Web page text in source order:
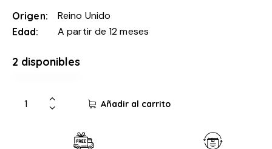
Origen Reino Unido
Edad A partir de 12 meses
2 disponibles
Añadir al carrito